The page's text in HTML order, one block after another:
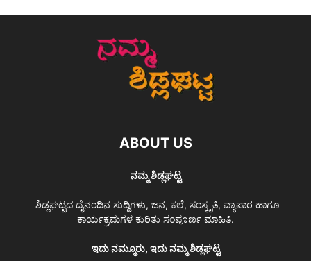
ABOUT US
ನಮ್ಮ ಶಿಡ್ಲಘಟ್ಟ
ಶಿಡ್ಲಘಟ್ಟದ ದೈನಂದಿನ ಸುದ್ದಿಗಳು, ಜನ, ಕಲೆ, ಸಂಸ್ಕೃತಿ, ವ್ಯಾಪಾರ ಹಾಗೂ
ಕಾರ್ಯಕ್ರಮಗಳ ಕುರಿತು ಸಂಪೂರ್ಣ ಮಾಹಿತಿ.
ಇದು ನಮ್ಮೂರು, ಇದು ನಮ್ಮ ಶಿಡ್ಲಘಟ್ಟ